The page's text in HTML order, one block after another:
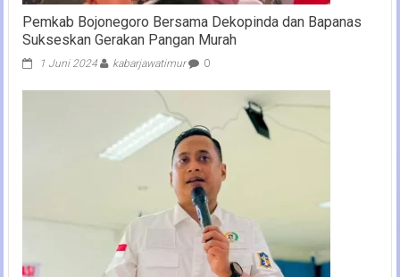
Pemkab Bojonegoro Bersama Dekopinda dan Bapanas
Sukseskan Gerakan Pangan Murah
1 Juni 2024 kabarjawatimur 0